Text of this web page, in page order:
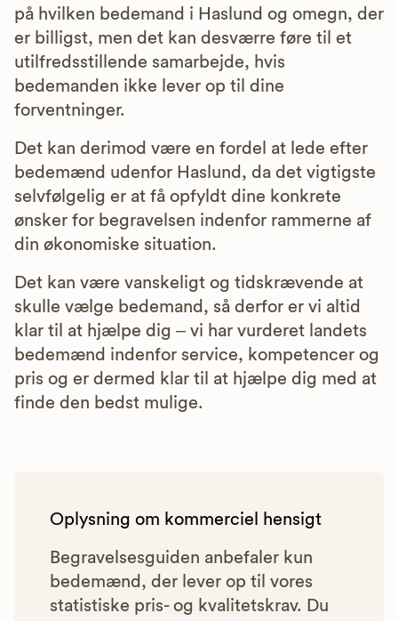
på hvilken bedemand i Haslund og omegn, der
er billigst, men det kan desværre føre til et
utilfredsstillende samarbejde, hvis
bedemanden ikke lever op til dine
forventninger.
Det kan derimod være en fordel at lede efter
bedemænd udenfor Haslund, da det vigtigste
selvfølgelig er at få opfyldt dine konkrete
ønsker for begravelsen indenfor rammerne af
din økonomiske situation.
Det kan være vanskeligt og tidskrævende at
skulle vælge bedemand, så derfor er vi altid
klar til at hjælpe dig – vi har vurderet landets
bedemænd indenfor service, kompetencer og
pris og er dermed klar til at hjælpe dig med at
finde den bedst mulige.
Oplysning om kommerciel hensigt
Begravelsesguiden anbefaler kun
bedemænd, der lever op til vores
statistiske pris- og kvalitetskrav. Du